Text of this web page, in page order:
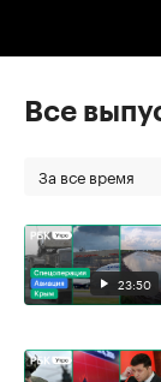
Все
За все время
23:50